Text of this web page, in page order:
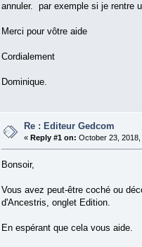
annuler. par exemple si je rentre
Merci pour vôtre aide
Cordialement
Dominique.
Re : Editeur Gedcom
« Reply #1 on: October 23,
Bonsoir,
Vous avez peut-être coché ou
d'Ancestris, onglet Edition.
En espérant que cela vous aide.